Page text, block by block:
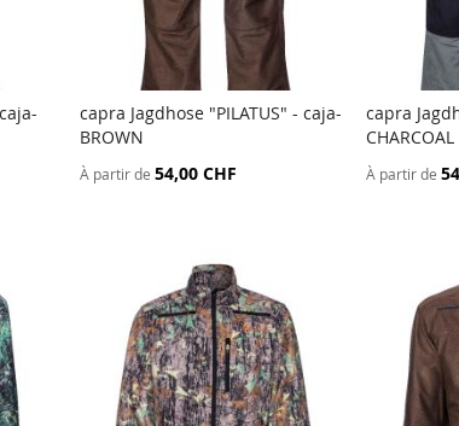
AJOUTER
COMPARATEUR
Ajouter au panier
AJOUTER
COMPARATEUR
capra Jagdhose "PILATUS" - caja-
BROWN
À partir de 54,00 CHF
Ajouter
capra
CHARCOAL
À partir de